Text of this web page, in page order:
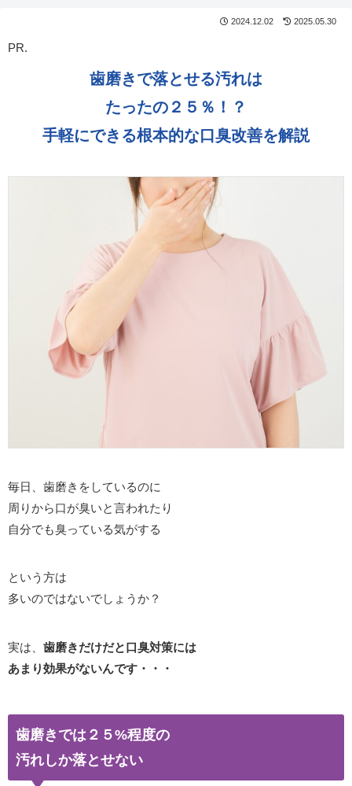
2024.12.02 2025.05.30
PR.
歯磨きで落とせる汚れは
たったの２５％！？
手軽にできる根本的な口臭改善を解説
毎日、歯磨きをしているのに
周りから口が臭いと言われたり
自分でも臭っている気がする
という方は
多いのではないでしょうか？
実は、 歯磨きだけだと口臭対策には
あまり効果がないんです・・・
歯磨きでは２５%程度の
汚れ しか落とせない